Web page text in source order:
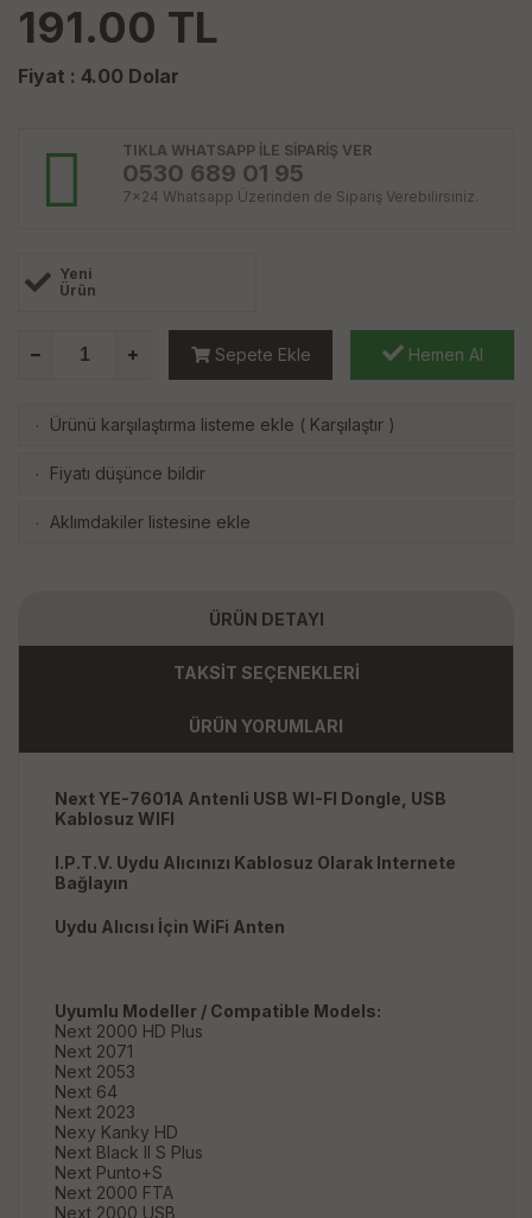
191.00 TL
Fiyat : 4.00 Dolar
TIKLA WHATSAPP İLE SİPARİŞ VER
0530 689 01 95
7x24 Whatsapp Üzerinden de Sipariş Verebilirsiniz.
Yeni
Ürün
Sepete Ekle Hemen Al
· Ürünü karşılaştırma listeme ekle ( Karşılaştır )
· Fiyatı düşünce bildir
· Aklımdakiler listesine ekle
ÜRÜN DETAYI
TAKSİT SEÇENEKLERİ
ÜRÜN YORUMLARI
Next YE-7601A Antenli USB WI-FI Dongle, USB
Kablosuz WIFI
I.P.T.V. Uydu Alıcınızı Kablosuz Olarak Internete
Bağlayın
Uydu Alıcısı İçin WiFi Anten
Uyumlu Modeller / Compatible Models:
Next 2000 HD Plus
Next 2071
Next 2053
Next 64
Next 2023
Nexy Kanky HD
Next Black II S Plus
Next Punto+S
Next 2000 FTA
Next 2000 USB